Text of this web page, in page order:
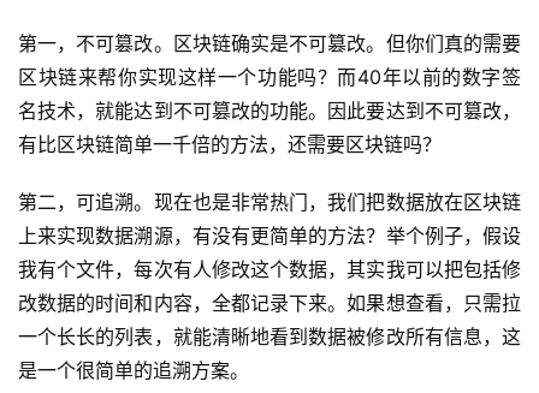
第一，不可篡改。区块链确实是不可篡改。但你们真的需要
区块链来帮你实现这样一个功能吗？而40年以前的数字签
名技术，就能达到不可篡改的功能。因此要达到不可篡改，
有比区块链简单一千倍的方法，还需要区块链吗？
第二，可追溯。现在也是非常热门，我们把数据放在区块链
上来实现数据溯源，有没有更简单的方法？举个例子，假设
我有个文件，每次有人修改这个数据，其实我可以把包括修
改数据的时间和内容，全都记录下来。如果想查看，只需拉
一个长长的列表，就能清晰地看到数据被修改所有信息，这
是一个很简单的追溯方案。